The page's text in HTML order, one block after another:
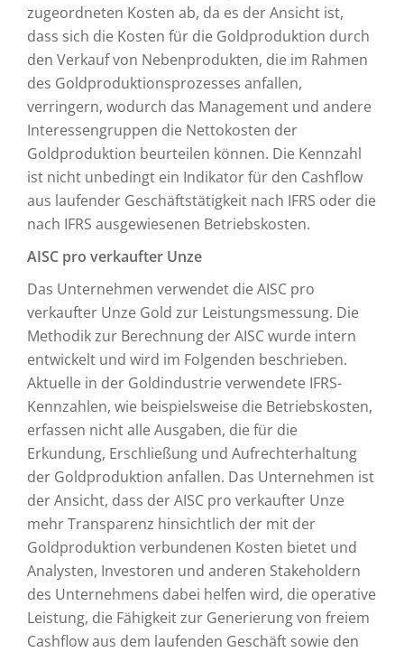
zugeordneten Kosten ab, da es der Ansicht ist,
dass sich die Kosten für die Goldproduktion durch
den Verkauf von Nebenprodukten, die im Rahmen
des Goldproduktionsprozesses anfallen,
verringern, wodurch das Management und andere
Interessengruppen die Nettokosten der
Goldproduktion beurteilen können. Die Kennzahl
ist nicht unbedingt ein Indikator für den Cashflow
aus laufender Geschäftstätigkeit nach IFRS oder die
nach IFRS ausgewiesenen Betriebskosten.
AISC pro verkaufter Unze
Das Unternehmen verwendet die AISC pro
verkaufter Unze Gold zur Leistungsmessung. Die
Methodik zur Berechnung der AISC wurde intern
entwickelt und wird im Folgenden beschrieben.
Aktuelle in der Goldindustrie verwendete IFRS-
Kennzahlen, wie beispielsweise die Betriebskosten,
erfassen nicht alle Ausgaben, die für die
Erkundung, Erschließung und Aufrechterhaltung
der Goldproduktion anfallen. Das Unternehmen ist
der Ansicht, dass der AISC pro verkaufter Unze
mehr Transparenz hinsichtlich der mit der
Goldproduktion verbundenen Kosten bietet und
Analysten, Investoren und anderen Stakeholdern
des Unternehmens dabei helfen wird, die operative
Leistung, die Fähigkeit zur Generierung von freiem
Cashflow aus dem laufenden Geschäft sowie den